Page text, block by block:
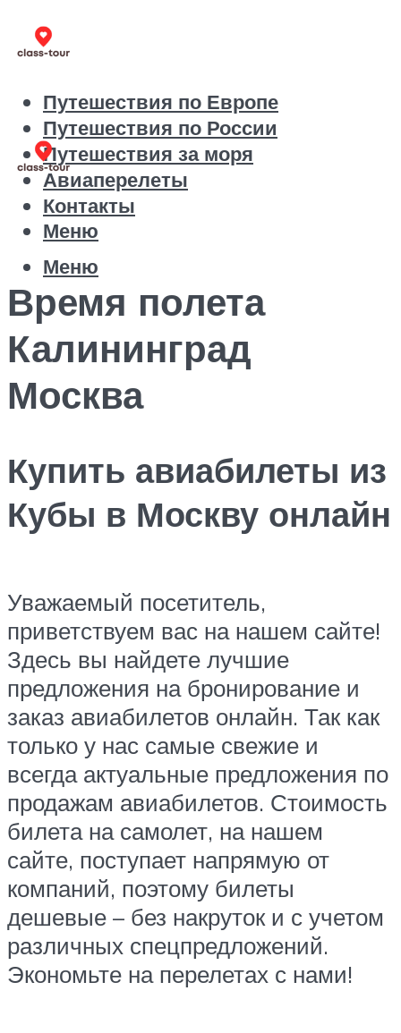
Путешествия по Европе
Путешествия по России
Путешествия за моря
Авиаперелеты
Контакты
Меню
Меню
Время полета
Калининград
Москва
Купить авиабилеты из
Кубы в Москву онлайн
Уважаемый посетитель,
приветствуем вас на нашем сайте!
Здесь вы найдете лучшие
предложения на бронирование и
заказ авиабилетов онлайн. Так как
только у нас самые свежие и
всегда актуальные предложения по
продажам авиабилетов. Стоимость
билета на самолет, на нашем
сайте, поступает напрямую от
компаний, поэтому билеты
дешевые – без накруток и с учетом
различных спецпредложений.
Экономьте на перелетах с нами!